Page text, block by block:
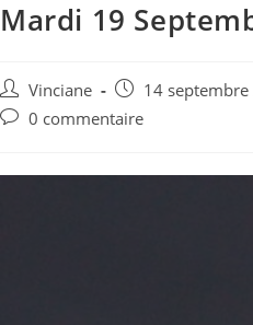
Mardi 19
Vinciane 14 septembre
0 commentaire